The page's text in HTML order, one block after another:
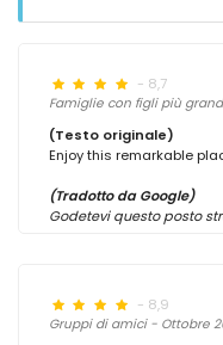
- 8,7
Famiglie con figli più
(Testo originale)
Enjoy this remarkable
(Tradotto da Google)
Godetevi questo posto
- 8,9
Gruppi di amici - Ottobre